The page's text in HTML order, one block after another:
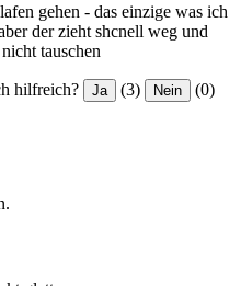
gehen - das einzige was ich
der zieht shcnell weg und
tauschen
hilfreich? Ja (3) Nein (0)